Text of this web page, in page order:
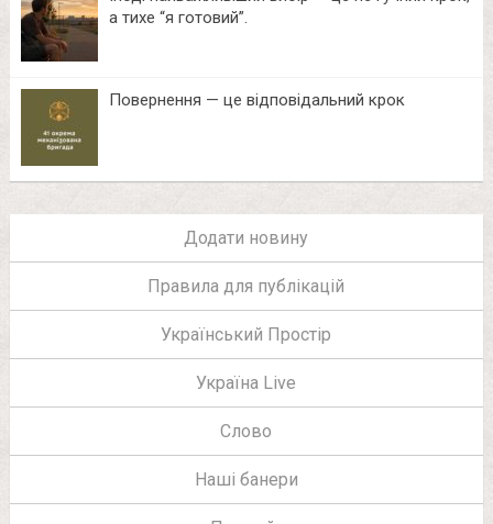
а тихе “я готовий”.
Повернення — це відповідальний крок
Додати новину
Правила для публікацій
Український Простір
Україна Live
Слово
Наші банери